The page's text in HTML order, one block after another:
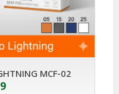
MCF-02